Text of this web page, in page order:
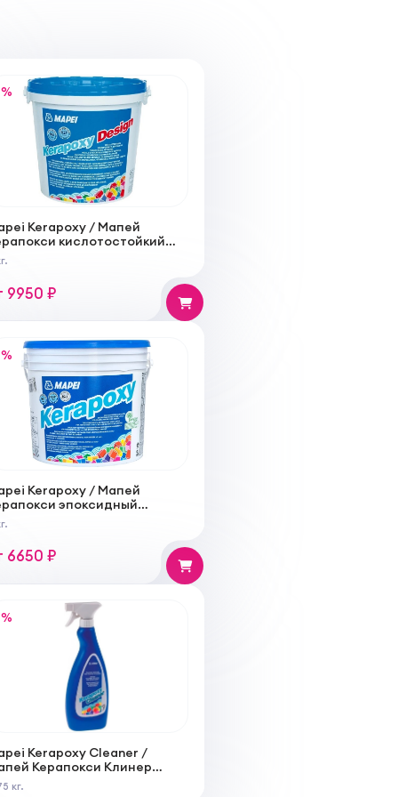
%
Kerapoxy / Мапей
кислотостойкий
заполнитель для
9950 ₽
%
Kerapoxy / Мапей
эпоксидный
для швов
от 3 мм
6650 ₽
%
Kerapoxy Cleaner /
Керапокси Клинер
от эпоксидных
кг.